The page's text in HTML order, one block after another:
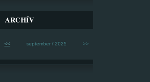
ARCHÍV
<< september / 2025 >>